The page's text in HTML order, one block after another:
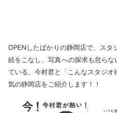
OPENしたばかりの静岡店で、スタ
続をこなし、写真への探求も怠ら
ている、今村君と「こんなスタジ
気の静岡店をご紹介します！！